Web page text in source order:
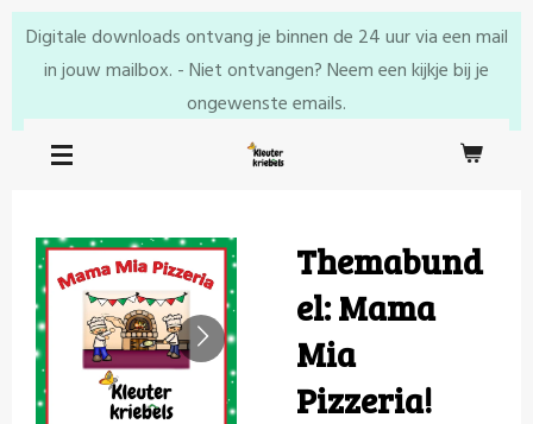
Ga
direct
de
hoofdinhoud
Digitale downloads ontvang je binnen de 24 uur via een mail
in jouw mailbox. - Niet ontvangen? Neem een kijkje bij je
ongewenste emails.
Themabund
el: Mama
Mia
Pizzeria!